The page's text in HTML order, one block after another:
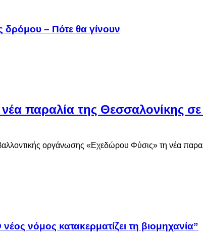
– Πότε θα γίνουν
παραλία της Θεσσαλονίκης
οργάνωσης «Εχεδώρου Φύσις» τη νέα
νόμος κατακερματίζει τη βιομηχανία”